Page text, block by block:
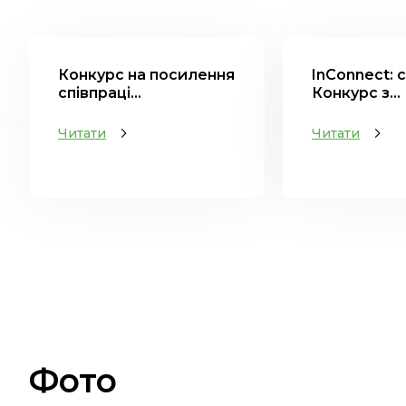
Конкурс на посилення
співпраці...
Читати
InConnect:
Конкурс з...
Читати
Фото